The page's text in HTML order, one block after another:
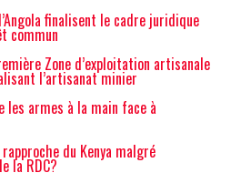
finalisent le cadre juridique
commun
Zone d’exploitation artisanale
l’artisanat minier
les armes à la main face à
du Kenya malgré
la RDC?